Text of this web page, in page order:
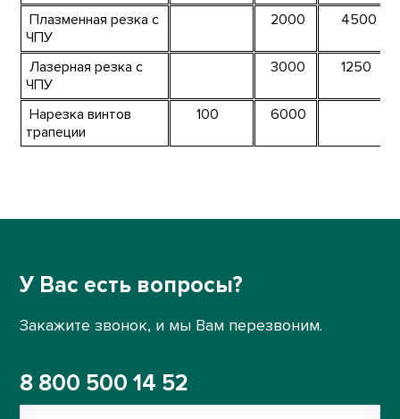
Плазменная резка с
ЧПУ
2000 4500
Лазерная резка с
ЧПУ
3000 1250
Нарезка винтов
трапеции
100 6000
У Вас есть вопросы?
Закажите звонок, и мы Вам перезвоним.
8 800 500 14 52